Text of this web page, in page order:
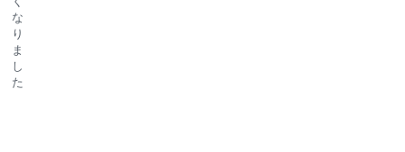
な
り
ま
し
た